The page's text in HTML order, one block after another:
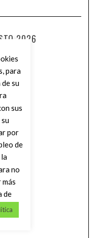
2026
para
su
sus
por
de
no
de